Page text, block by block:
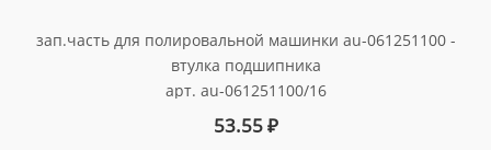
зап.часть для полировальной машинки au-061251100 -
втулка подшипника
арт. au-061251100/16
53.55₽